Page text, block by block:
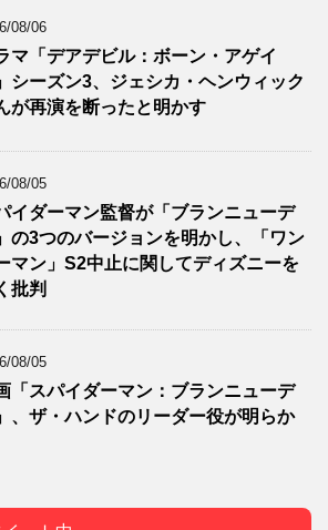
08/06
マ「デアデビル：ボーン・アゲイ
シーズン3、ジェシカ・ヘンウィック
が再演を断ったと明かす
08/05
イダーマン監督が「ブランニューデ
の3つのバージョンを明かし、「ワン
マン」S2中止に関してディズニーを
批判
08/05
「スパイダーマン：ブランニューデ
、ザ・ハンドのリーダー役が明らか